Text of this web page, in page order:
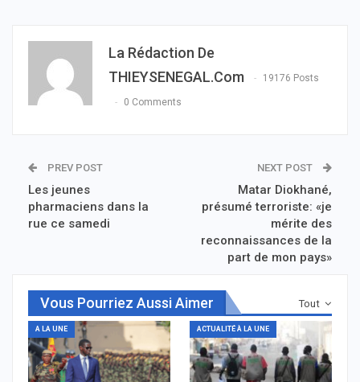
La Rédaction De
THIEYSENEGAL.com
19176 Posts
0 Comments
PREV POST
Les jeunes
pharmaciens dans la
rue ce samedi
NEXT POST
Matar Diokhané,
présumé terroriste: «je
mérite des
reconnaissances de la
part de mon pays»
Tout
Vous Pourriez Aussi Aimer
A LA UNE ACTUALITÉ À LA UNE